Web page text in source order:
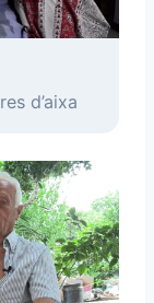
d’aixa